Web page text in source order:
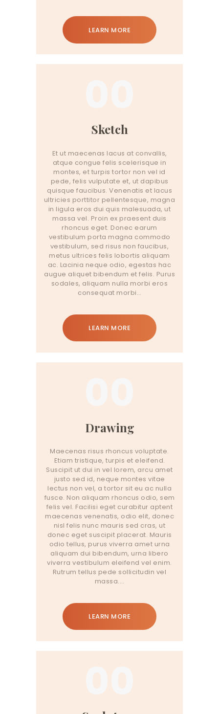
LEARN MORE
Sketch
Et ut maecenas lacus at convallis,
atque congue felis scelerisque in
montes, et turpis tortor non vel id
pede, felis vulputate et, ut dapibus
quisque faucibus. Venenatis et lacus
ultricies porttitor pellentesque, magna
in ligula eros dui quis malesuada, ut
massa vel. Proin ex praesent duis
rhoncus eget. Donec earum
vestibulum porta magna commodo
vestibulum, sed risus non faucibus,
metus ultrices felis lobortis aliquam
ac. Lacinia neque odio, egestas hac
augue aliquet bibendum et felis. Purus
sodales, aliquam nulla morbi eros
consequat morbi…
LEARN MORE
Drawing
Maecenas risus rhoncus voluptate.
Etiam tristique, turpis et eleifend.
Suscipit ut dui in vel lorem, arcu amet
justo sed id, neque montes vitae
lectus non vel, a tortor sit eu ac nulla
fusce. Non aliquam rhoncus odio, sem
felis vel. Facilisi eget curabitur aptent
maecenas venenatis, odio elit, donec
nisl felis nunc mauris sed cras, ut
donec eget suscipit placerat. Mauris
odio tellus, purus viverra amet urna
aliquam dui bibendum, urna libero
viverra vestibulum eleifend vel enim.
Rutrum tellus pede sollicitudin vel
massa.…
LEARN MORE